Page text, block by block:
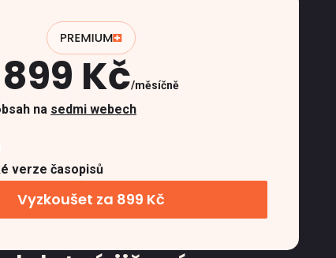
899 Kč měsíčně
na sedmi webech
verze časopisů
Vyzkoušet za 899 Kč